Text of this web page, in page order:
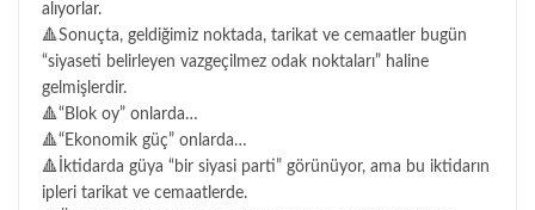
alıyorlar.
🔺Sonuçta, geldiğimiz noktada, tarikat ve cemaatler bugün
“siyaseti belirleyen vazgeçilmez odak noktaları” haline
gelmişlerdir.
🔺“Blok oy” onlarda…
🔺“Ekonomik güç” onlarda…
🔺İktidarda güya “bir siyasi parti” görünüyor, ama bu iktidarın
ipleri tarikat ve cemaatlerde.